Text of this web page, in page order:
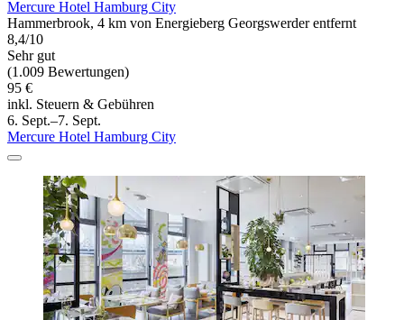
Mercure Hotel Hamburg City
Hammerbrook, 4 km von Energieberg Georgswerder entfernt
8,4/10
Sehr gut
(1.009 Bewertungen)
95 €
inkl. Steuern & Gebühren
6. Sept.–7. Sept.
Mercure Hotel Hamburg City